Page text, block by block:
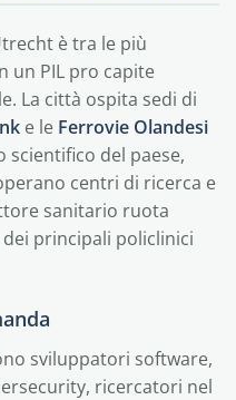
è tra le più
un PIL pro capite
La città ospita sedi di
e le Ferrovie Olandesi
scientifico del paese,
centri di ricerca e
sanitario ruota
dei principali policlinici
sviluppatori software,
ricercatori nel